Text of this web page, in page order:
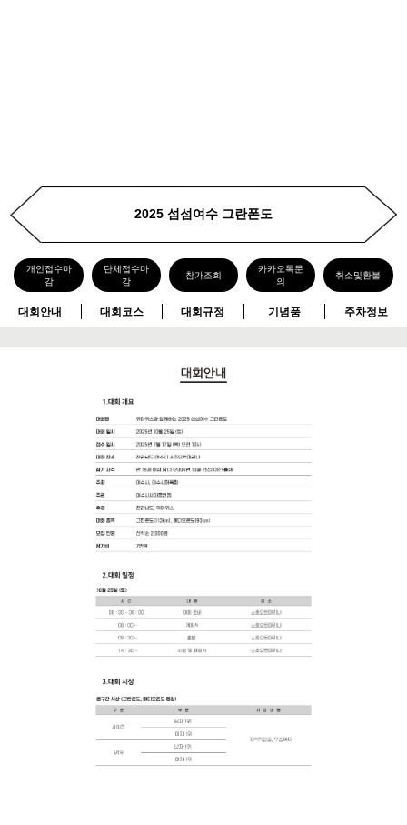
2025 섬섬여수 그란폰도
개인접수마
감
단체접수마
감
참가조회
카카오톡문
의
취소및환불
대회안내 대회코스 대회규정 기념품 주차정보